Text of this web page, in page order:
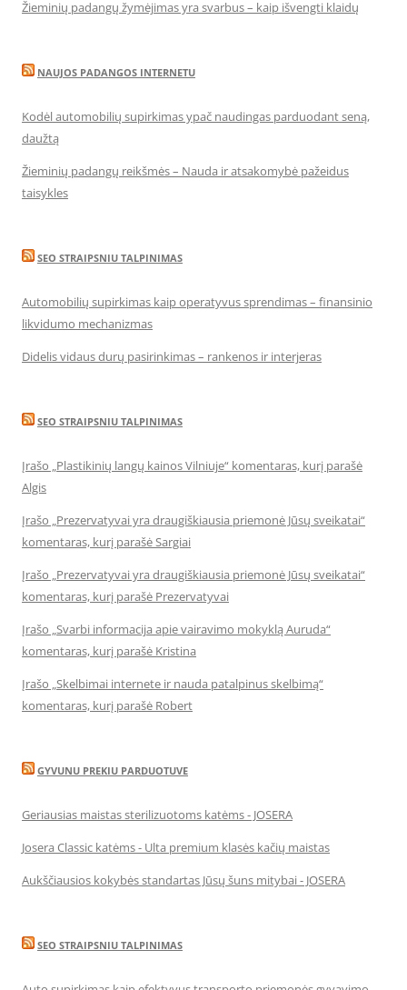
Žieminių padangų žymėjimas yra svarbus – kaip išvengti klaidų
NAUJOS PADANGOS INTERNETU
Kodėl automobilių supirkimas ypač naudingas parduodant seną,
daužtą
Žieminių padangų reikšmės – Nauda ir atsakomybė pažeidus
taisykles
SEO STRAIPSNIU TALPINIMAS
Automobilių supirkimas kaip operatyvus sprendimas – finansinio
likvidumo mechanizmas
Didelis vidaus durų pasirinkimas – rankenos ir interjeras
SEO STRAIPSNIU TALPINIMAS
Įrašo „Plastikinių langų kainos Vilniuje“ komentaras, kurį parašė
Algis
Įrašo „Prezervatyvai yra draugiškiausia priemonė Jūsų sveikatai“
komentaras, kurį parašė Sargiai
Įrašo „Prezervatyvai yra draugiškiausia priemonė Jūsų sveikatai“
komentaras, kurį parašė Prezervatyvai
Įrašo „Svarbi informacija apie vairavimo mokyklą Auruda“
komentaras, kurį parašė Kristina
Įrašo „Skelbimai internete ir nauda patalpinus skelbimą“
komentaras, kurį parašė Robert
GYVUNU PREKIU PARDUOTUVE
Geriausias maistas sterilizuotoms katėms - JOSERA
Josera Classic katėms - Ulta premium klasės kačių maistas
Aukščiausios kokybės standartas Jūsų šuns mitybai - JOSERA
SEO STRAIPSNIU TALPINIMAS